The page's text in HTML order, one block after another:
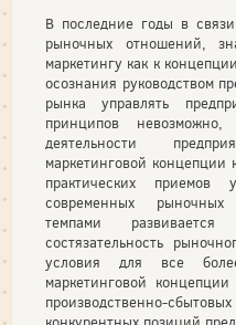
В последние годы в
рыночных отношений,
маркетингу как к
осознания руководством
рынка управлять
принципов невозможно,
деятельности
маркетинговой концепции
практических приемов
современных рыночных
темпами
состязательность
условия для все
маркетинговой
производственно-